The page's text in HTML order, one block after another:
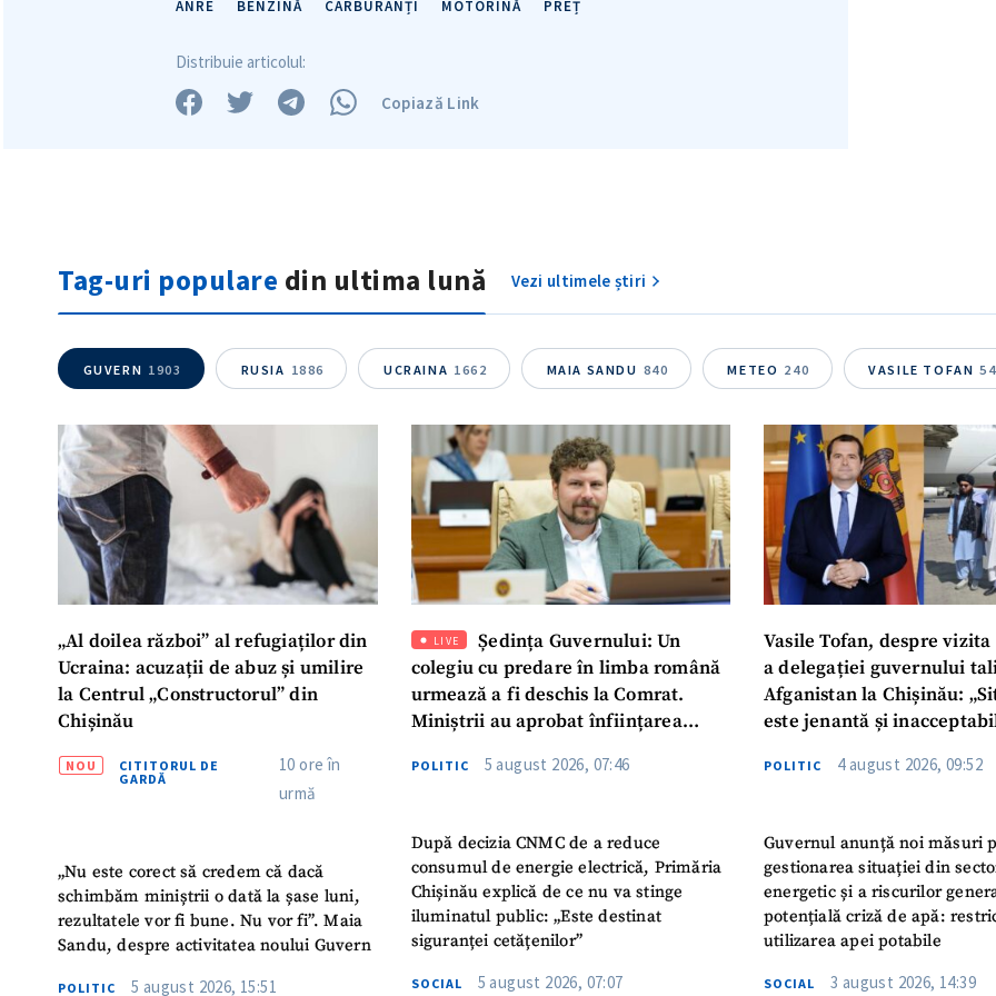
ANRE BENZINĂ CARBURANȚI MOTORINĂ PREȚ
Distribuie articolul:
Copiază Link
Tag-uri populare din ultima lună Vezi ultimele știri
GUVERN 1903 RUSIA 1886 UCRAINA 1662 MAIA SANDU 840 METEO 240 VASILE TOFAN 54
„Al doilea război” al refugiaților din
Ucraina: acuzații de abuz și umilire
la Centrul „Constructorul” din
Chișinău
NOU
CITITORUL DE
GARDĂ
10 ore în
urmă
„Nu este corect să credem că dacă
schimbăm miniștrii o dată la șase luni,
rezultatele vor fi bune. Nu vor fi”. Maia
Sandu, despre activitatea noului Guvern
POLITIC 5 august 2026, 15:51
LIVE
Ședința Guvernului: Un
colegiu cu predare în limba română
urmează a fi deschis la Comrat.
Miniștrii au aprobat înființarea
Turc „Recep Tayyip Erdogan”
POLITIC 5 august 2026, 07:46
După decizia CNMC de a reduce
consumul de energie electrică, Primăria
Chișinău explică de ce nu va stinge
iluminatul public: „Este destinat
siguranței cetățenilor”
SOCIAL 5 august 2026, 07:07
Vasile Tofan, despre vizita
a delegației guvernului
Afganistan la Chișinău:
este jenantă și
POLITIC 4 august 2026, 09:52
Guvernul anunță noi măsuri
gestionarea situației din
energetic și a riscurilor
potențială criză de apă:
utilizarea apei potabile
SOCIAL 3 august 2026, 14:39